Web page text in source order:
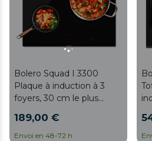
Bolero Squad I 3300
Plaque à induction à 3
foyers, 30 cm le plus
façade biseautée, invisible
touch slider control,
189,00 €
Envoi en 48-72 h